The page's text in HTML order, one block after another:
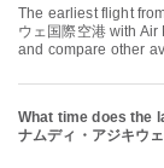
The earliest flight from ロンドン・ガトウィック空港 to ンナムディ・アジキ
ウェ国際空港 with
and compare other
What time does the
ナムディ・アジキウ